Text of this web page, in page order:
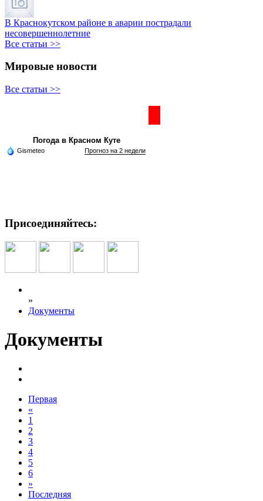
В Краснокутском районе в аварии пострадали
несовершеннолетние
Все статьи >>
Мировые новости
Все статьи >>
Погода в Красном Куте
Gismeteo Прогноз на 2 недели
Присоединяйтесь:
»
Документы
Документы
Первая
«
1
2
3
4
5
6
»
Последняя